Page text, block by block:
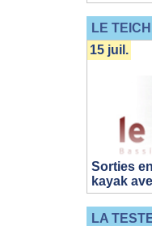
LE TEICH
Sorties
kayak
15 juil.
LA